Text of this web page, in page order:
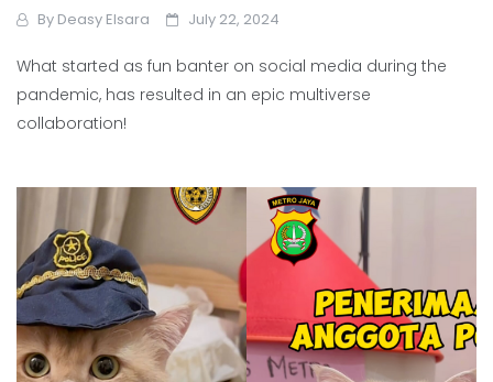
By Deasy Elsara July 22, 2024
What started as fun banter on social media during the
pandemic, has resulted in an epic multiverse
collaboration!